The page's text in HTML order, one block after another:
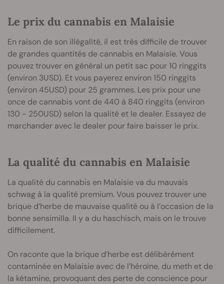
Le prix du cannabis en Malaisie
En raison de son illégalité, il est très difficile de trouver
de grandes quantités de cannabis en Malaisie. Vous
pouvez trouver en général un petit sac pour 10 ringgits
(environ 3USD). Et vous payerez environ 150 ringgits
(environ 45USD) pour 25 grammes. Les prix pour une
once de cannabis vont de 440 à 840 ringgits (environ
130 - 250USD) selon la qualité et le dealer. Essayez de
marchander avec le dealer pour faire baisser le prix.
La qualité du cannabis en Malaisie
La qualité du cannabis en Malaisie va du mauvais
schwag à la qualité premium. Vous pouvez trouver une
brique d’herbe de mauvaise qualité ou à l’occasion de la
bonne sensimilla. Il y a du haschisch, mais on le trouve
difficilement.
On raconte que la brique d’herbe est délibérément
contaminée en Malaisie avec de l’héroïne, du meth et de
la kétamine, provoquant des perte de conscience pour